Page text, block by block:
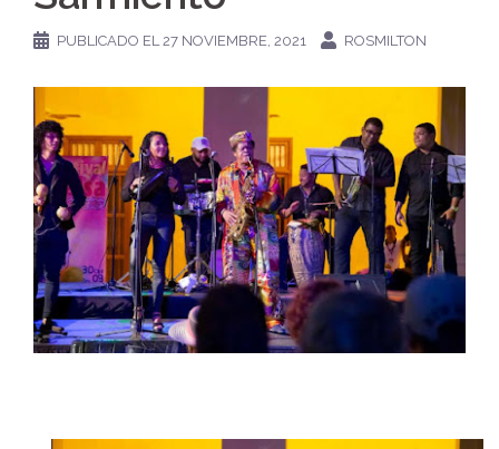
PUBLICADO EL27 NOVIEMBRE, 2021 ROSMILTON